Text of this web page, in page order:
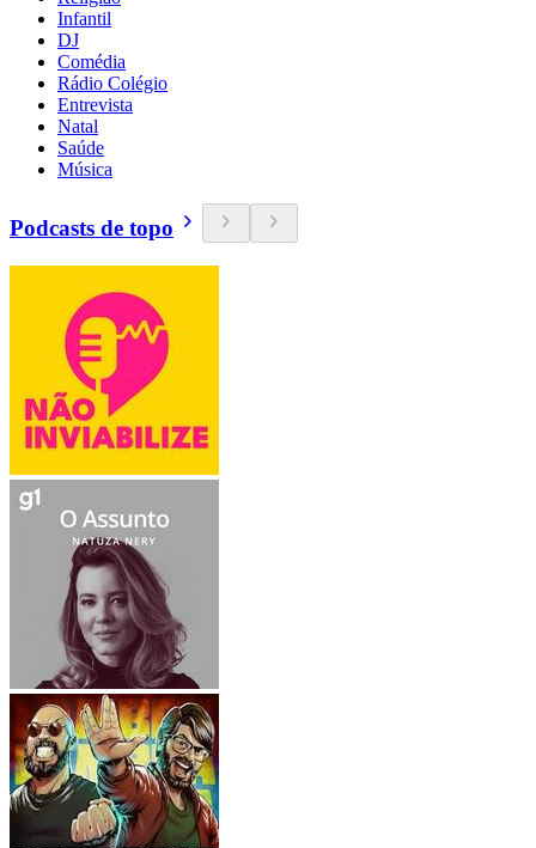
Infantil
DJ
Comédia
Rádio Colégio
Entrevista
Natal
Saúde
Música
Podcasts de topo